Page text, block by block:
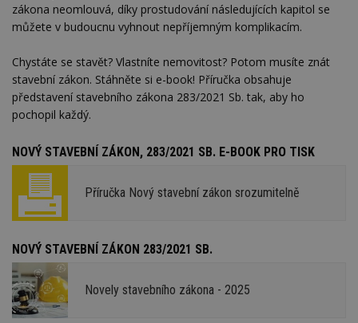
zákona neomlouvá, díky prostudování následujících kapitol se
můžete v budoucnu vyhnout nepříjemným komplikacím.
Chystáte se stavět? Vlastníte nemovitost? Potom musíte znát
stavební zákon. Stáhněte si e-book! Příručka obsahuje
představení stavebního zákona 283/2021 Sb. tak, aby ho
pochopil každý.
NOVÝ STAVEBNÍ ZÁKON, 283/2021 SB. E-BOOK PRO TISK
Příručka Nový stavební zákon srozumitelně
NOVÝ STAVEBNÍ ZÁKON 283/2021 SB.
Novely stavebního zákona - 2025